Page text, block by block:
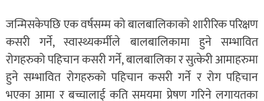
जन्मिसकेपछि एक वर्षसम्म को बालबालिकाको शारीरिक परिक्षण
कसरी गर्ने, स्वास्थ्यकर्मीले बालबालिकामा हुने सम्भावित
रोगहरुको पहिचान कसरी गर्ने, बालबालिका र सुत्केरी आमाहरुमा
हुने सम्भावित रोगहरुको पहिचान कसरी गर्ने र रोग पहिचान
भएका आमा र बच्चालाई कति समयमा प्रेषण गरिने लगायतका